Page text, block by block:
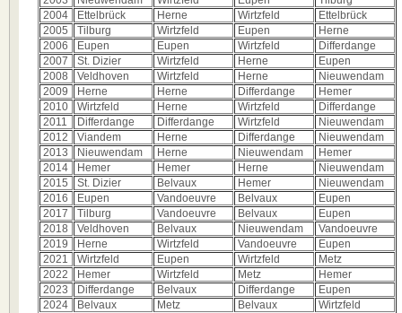
2004
Ettelbrück Herne Wirtzfeld
Ettelbrück
2005
Tilburg Wirtzfeld Eupen
Herne
2006
Eupen Eupen Wirtzfeld
Differdange
2007
St. Dizier Wirtzfeld Herne
Eupen
2008
Veldhoven Wirtzfeld Herne
Nieuwendam
2009
Herne Herne Differdange
Hemer
2010
Wirtzfeld Herne Wirtzfeld
Differdange
2011
Differdange Differdange Wirtzfeld
Nieuwendam
2012
Viandem Herne Differdange
Nieuwendam
2013
Nieuwendam Herne Nieuwendam
Hemer
2014
Hemer Hemer Herne
Nieuwendam
2015
St. Dizier Belvaux Hemer
Nieuwendam
2016
Eupen Vandoeuvre Belvaux
Eupen
2017
Tilburg Vandoeuvre Belvaux
Eupen
2018
Veldhoven Belvaux Nieuwendam
Vandoeuvre
2019
Herne Wirtzfeld Vandoeuvre
Eupen
2021
Wirtzfeld Eupen Wirtzfeld
Metz
2022
Hemer Wirtzfeld Metz
Hemer
2023
Differdange Belvaux Differdange
Eupen
2024
Belvaux Metz Belvaux
Wirtzfeld